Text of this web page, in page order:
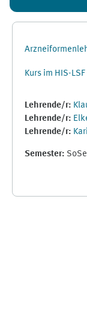
Kurs im HIS-LSF
Lehrende/r:
Lehrende/r:
Lehrende/r:
Semester: